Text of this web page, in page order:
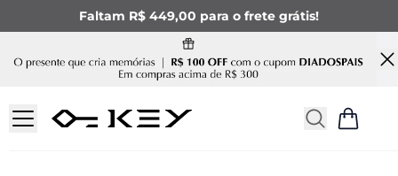
Faltam R$ 449,00 para o frete grátis!